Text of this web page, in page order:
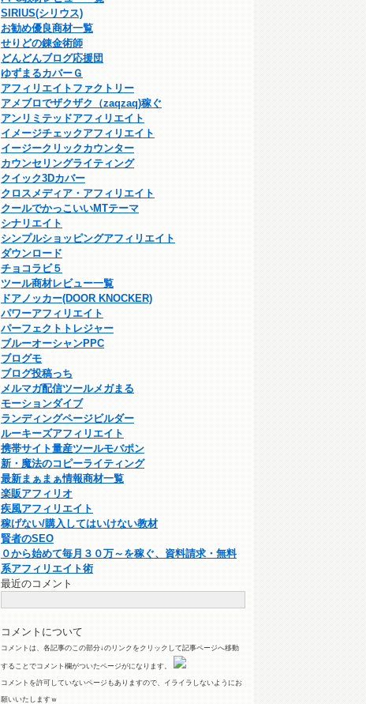
SIRIUS(シリウス)
お勧め優良商材一覧
せりどの錬金術師
どんどんブログ応援団
ゆずまるカバーＧ
アフィリエイトファクトリー
アメブロでザクザク（zaqzaq)稼ぐ
アンリミテッドアフィリエイト
イメージチェックアフィリエイト
イージークリックカウンター
カウンセリングライティング
クイック3Dカバー
クロスメディア・アフィリエイト
クールでかっこいいMTテーマ
シナリエイト
シンプルショッピングアフィリエイト
ダウンロード
チョコラビ５
ツール商材レビュー一覧
ドアノッカー(DOOR KNOCKER)
パワーアフィリエイト
パーフェクトトレジャー
ブルーオーシャンPPC
ブログモ
ブログ投稿っち
メルマガ配信ツールメガまる
モーションダイブ
ランディングページビルダー
ルーキーズアフィリエイト
携帯サイト量産ツールモバポン
新・魔法のコピーライティング
最新まぁまぁ情報商材一覧
楽販アフィリオ
疾風アフィリエイト
稼げない/購入してはいけない教材
賢者のSEO
０から始めて毎月３０万～を稼ぐ、資料請求・無料
系アフィリエイト術
最近のコメント
コメントについて
コメントは、各記事のこの部分↓のリンクをクリックして記事ページへ移動
することでコメント欄がついたページがになります。
コメントを許可していないページもありますので、イライラしないようにお
願いいたしますｗ